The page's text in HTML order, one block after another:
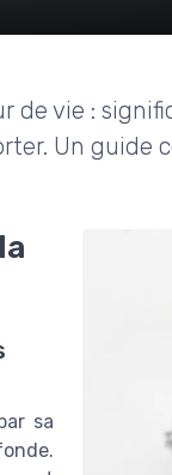
de vie :
Un guide
sa